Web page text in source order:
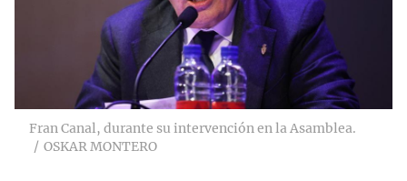
Fran Canal, durante su intervención en la Asamblea.
OSKAR MONTERO